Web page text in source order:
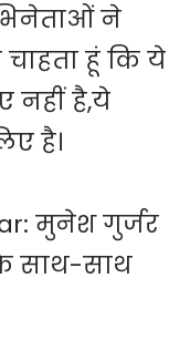
ने
हूं कि ये
नहीं है,ये
है।
मुनेश गुर्जर
साथ-साथ